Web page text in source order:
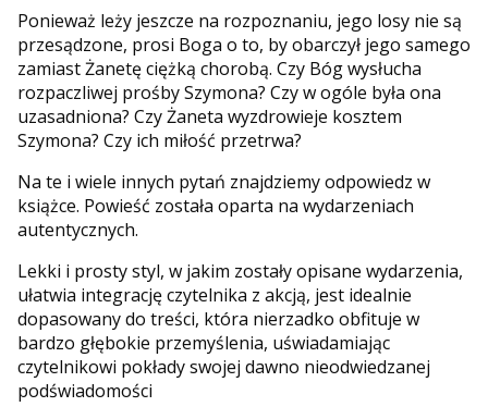
Ponieważ leży jeszcze na rozpoznaniu, jego losy nie są
przesądzone, prosi Boga o to, by obarczył jego samego
zamiast Żanetę ciężką chorobą. Czy Bóg wysłucha
rozpaczliwej prośby Szymona? Czy w ogóle była ona
uzasadniona? Czy Żaneta wyzdrowieje kosztem
Szymona? Czy ich miłość przetrwa?
Na te i wiele innych pytań znajdziemy odpowiedz w
książce. Powieść została oparta na wydarzeniach
autentycznych.
Lekki i prosty styl, w jakim zostały opisane wydarzenia,
ułatwia integrację czytelnika z akcją, jest idealnie
dopasowany do treści, która nierzadko obfituje w
bardzo głębokie przemyślenia, uświadamiając
czytelnikowi pokłady swojej dawno nieodwiedzanej
podświadomości